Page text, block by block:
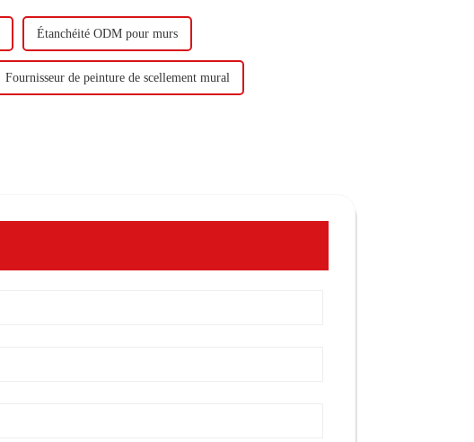
Étanchéité ODM pour murs
Fournisseur de peinture de scellement mural